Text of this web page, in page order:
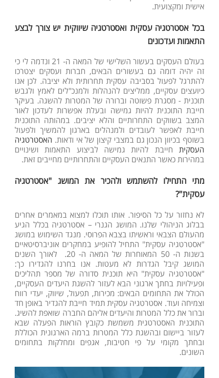
אישית ומקצועית.
בכל אסטרטגיה עסקית ואסטרטגיה שיווקית יש צורך לבצע
התאמות ועדכונים
בעולם העסקים בעשור השלישי של המאה ה- 21 ונדמה לי כי
זה יהיה דומה גם בעשורים הבאים, חברות ועסקים יצטרכו
להתרגל לפעול בסביבה עסקית תחרותית ולא יציבה. לכן אנו
כיועצים עסקיים, ממליצים להנהלות ולמנכ"לים לאמץ ולגבש
תוכנית - מסגרת פשוטה וברורה של המטרות להשגה. בעיקר
חייבת התוכנית להיות גמישה ובעלת אפשרות לעדכון לאור
המצב בשווקים התחרותיים והלא יציבים. במהותה התוכנית
חייבת לאפשר לעובדים ולמנהלים בארגון להמשיך ולפעול
בשוטף בכיוון הנכון גם במצבי קיצון של אי ודאות. האסטרטגיה
העסקית חייבת להיות גמישה לביצוע התאמות ושינויים
במהירות כאשר התנאים העסקיים והתחרותיים מחייבים זאת.
מתי התחילו להשתמש ולהכיר את המושג "אסטרטגיה
עסקית"?
לא נחזור על כל הסיפור. אותו תוכלו למצוא במאמרים אחרים
בבלוג הניהולי שלנו. המושג הגנרי – אסטרטגיה בכלל הגיע
מהעולם הצבאי וראשיתו בצבא הפרוסי. מנגד השימוש במושג
"אסטרטגיה עסקית" התחיל להופיע במחקרים אוניברסיטאיים
בשנות ה- 50 המאוחרות של המאה ה- 20. לאורך השנים
המושג קיבל הגדרות לא מעטות. אנו בחרנו להגדירו כך:
"אסטרטגיה עסקית" היא תוכנית סדורה של מספר תהליכים
ופעילויות בחתך ארגוני הבא לעזור להשגת היעדים העסקיים,
הכולל את התחומים הבאים: מכירות, תפעול, שיווק, יעדי רווח
וצמיחה ועוד. אסטרטגיה עסקית תמיד חייבת להגדיר באופן חד
וברור את כלל המטרות והיעדים אליהם החברה שואפת להשיג.
התוכנית האסטרטגית משמשת כקובץ הוראות הפעלה שבא
לעזור ביישום ובהשגת כלל המטרות ברמה הארגונית הכוללת
ובחתך מקומי על פי חטיבות, אגפים ומחלקות בתחומים
השונים.